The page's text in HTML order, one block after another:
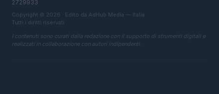
2729933
Copyright © 2026 · Edito da AdHub Media — Italia
Tutti i diritti riservati
I contenuti sono curati dalla redazione con il supporto di strumenti digitali e
realizzati in collaborazione con autori indipendenti.